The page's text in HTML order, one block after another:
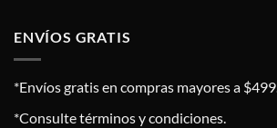
ENVÍOS GRATIS
*Envíos gratis en compras mayores a $499.
*Consulte términos y condiciones.